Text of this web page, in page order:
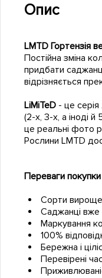
Опис
LMTD Гортензія
Постійна зміна
придбати
відрізняється
LiMiTeD - це
(2-х, 3-х, а іноді й
це реальні фото
Рослини LMTD
Переваги
Сорти
Саджанці вже
Маркування
100%
Бережна і
Перевірені